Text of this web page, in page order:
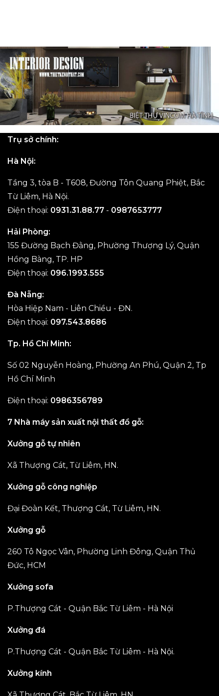
Trụ sở chính:
Hà Nội:
Tầng 3, tòa B - T608, Đường Tôn Quang Phiệt, Bắc
Từ Liêm, Hà Nội.
Điện thoại: 0931.31.88.77 - 0987653777
Hải Phòng:
155 Đường Bạch Đằng, Phường Thượng Lý, Quận
Hồng Bàng, TP. HP
Điện thoại: 096.1993.555
Đà Nẵng:
Hòa Hiệp Nam - Liên Chiều - ĐN.
Điện thoại: 097.543.8686
Tp. Hồ Chí Minh:
Số 02 Nguyễn Hoàng, Phường An Phú, Quận 2, Tp
Hồ Chí Minh
Điện thoại: 0986356789
7 Nhà máy sản xuất nội thất đồ gỗ:
Xưởng gỗ tự nhiên
Xã Thượng Cát, Từ Liêm, HN.
Xưởng gỗ công nghiệp
Đại Đoàn Kết, Thượng Cát, Từ Liêm, HN.
Xưởng gỗ
260 Tô Ngọc Vân, Phường Linh Đông, Quận Thủ
Đức, HCM
Xưởng sofa
P.Thượng Cát - Quận Bắc Từ Liêm - Hà Nội
Xưởng đá
P.Thượng Cát - Quận Bắc Từ Liêm - Hà Nội.
Xưởng kính